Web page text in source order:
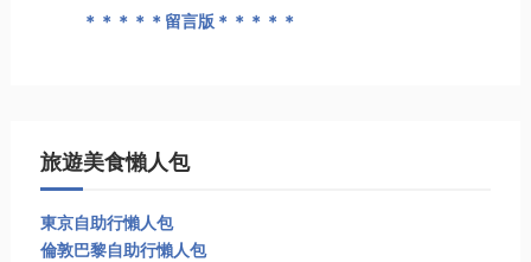
＊＊＊＊＊留言版＊＊＊＊＊
旅遊美食懶人包
東京自助行懶人包
倫敦巴黎自助行懶人包